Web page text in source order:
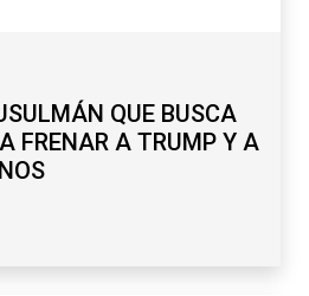
QUE BUSCA
FRENAR A TRUMP Y A